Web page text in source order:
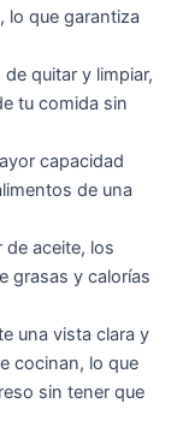
lo que garantiza
quitar y limpiar,
tu comida sin
capacidad
de una
de aceite, los
grasas y calorías
una vista clara y
cocinan, lo que
sin tener que